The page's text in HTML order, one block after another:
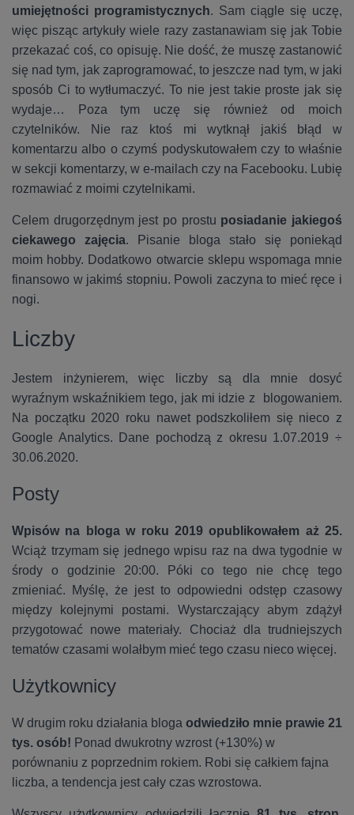
umiejętności programistycznych. Sam ciągle się uczę,
więc pisząc artykuły wiele razy zastanawiam się jak Tobie
przekazać coś, co opisuję. Nie dość, że muszę zastanowić
się nad tym, jak zaprogramować, to jeszcze nad tym, w jaki
sposób Ci to wytłumaczyć. To nie jest takie proste jak się
wydaje… Poza tym uczę się również od moich
czytelników. Nie raz ktoś mi wytknął jakiś błąd w
komentarzu albo o czymś podyskutowałem czy to właśnie
w sekcji komentarzy, w e-mailach czy na Facebooku. Lubię
rozmawiać z moimi czytelnikami.
Celem drugorzędnym jest po prostu posiadanie jakiegoś
ciekawego zajęcia. Pisanie bloga stało się poniekąd
moim hobby. Dodatkowo otwarcie sklepu wspomaga mnie
finansowo w jakimś stopniu. Powoli zaczyna to mieć ręce i
nogi.
Liczby
Jestem inżynierem, więc liczby są dla mnie dosyć
wyraźnym wskaźnikiem tego, jak mi idzie z blogowaniem.
Na początku 2020 roku nawet podszkoliłem się nieco z
Google Analytics. Dane pochodzą z okresu 1.07.2019 ÷
30.06.2020.
Posty
Wpisów na bloga w roku 2019 opublikowałem aż 25.
Wciąż trzymam się jednego wpisu raz na dwa tygodnie w
środy o godzinie 20:00. Póki co tego nie chcę tego
zmieniać. Myślę, że jest to odpowiedni odstęp czasowy
między kolejnymi postami. Wystarczający abym zdążył
przygotować nowe materiały. Chociaż dla trudniejszych
tematów czasami wolałbym mieć tego czasu nieco więcej.
Użytkownicy
W drugim roku działania bloga odwiedziło mnie prawie 21
tys. osób! Ponad dwukrotny wzrost (+130%) w
porównaniu z poprzednim rokiem. Robi się całkiem fajna
liczba, a tendencja jest cały czas wzrostowa.